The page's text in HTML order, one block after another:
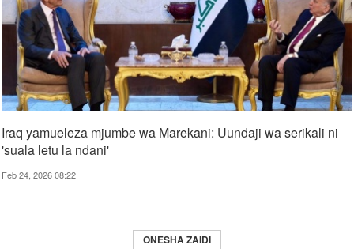
Iraq yamueleza mjumbe wa Marekani: Uundaji wa serikali ni
'suala letu la ndani'
Feb 24, 2026 08:22
ONESHA ZAIDI